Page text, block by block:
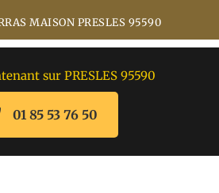
MAISON PRESLES 95590
sur PRESLES 95590
01 85 53 76 50